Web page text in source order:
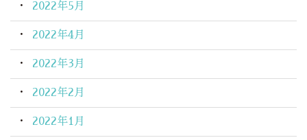
2022年5月
2022年4月
2022年3月
2022年2月
2022年1月